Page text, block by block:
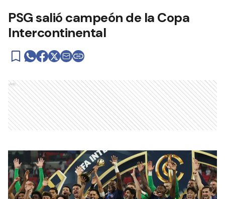
PSG salió campeón de la Copa
Intercontinental
Ads